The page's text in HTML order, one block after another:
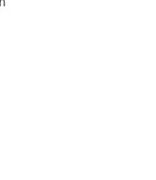
Obehandlat